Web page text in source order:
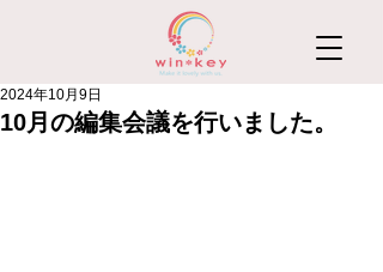
10月の編集会議を行いました。
2024年10月9日